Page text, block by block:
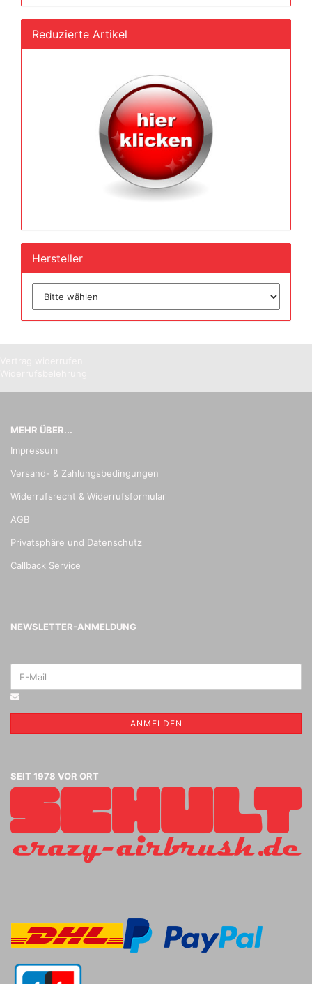
Reduzierte Artikel
Hersteller
MEHR ÜBER...
Impressum
Versand- & Zahlungsbedingungen
Widerrufsrecht & Widerrufsformular
AGB
Privatsphäre und Datenschutz
Callback Service
NEWSLETTER-ANMELDUNG
ANMELDEN
SEIT 1978 VOR ORT